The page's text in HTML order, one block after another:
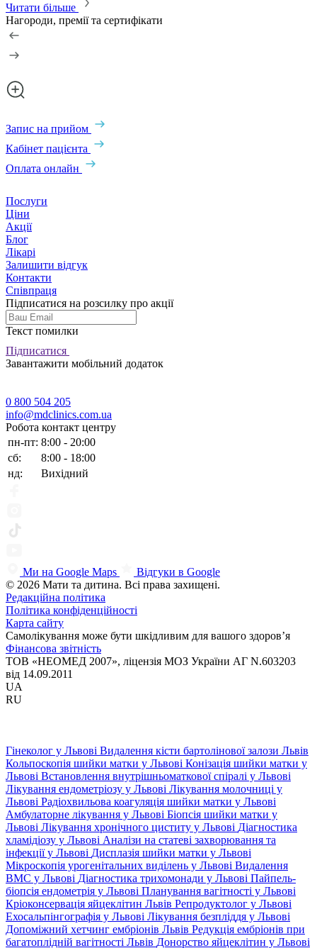
Читати більше
Нагороди, премії та сертифікати
Запис на прийом
Кабінет пацієнта
Оплата онлайн
Послуги
Ціни
Акції
Блог
Лікарі
Залишити відгук
Контакти
Співпраця
Підписатися на розсилку про акції
Текст помилки
Підписатися
Завантажити мобільний додаток
0 800 504 205
info@mdclinics.com.ua
Робота контакт центру
пн-пт: 8:00 - 20:00
сб:
8:00 - 18:00
нд:
Вихідний
Ми на Google Maps
Відгуки в Google
© 2026 Мати та дитина. Всі права захищені.
Редакційна політика
Політика конфіденційності
Карта сайту
Самолікування може бути шкідливим для вашого здоров’я
Фінансова звітність
ТОВ «НЕОМЕД 2007», ліцензія МОЗ України АГ N.603203
від 14.09.2011
UA
RU
Гінеколог у Львові Видалення кісти бартолінової залози Львів
Кольпоскопія шийки матки у Львові Конізація шийки матки у
Львові Встановлення внутрішньоматкової спіралі у Львові
Лікування ендометріозу у Львові Лікування молочниці у
Львові Радіохвильова коагуляція шийки матки у Львові
Амбулаторне лікування у Львові Біопсія шийки матки у
Львові Лікування хронічного циститу у Львові Діагностика
хламідіозу у Львові Аналізи на статеві захворювання та
інфекції у Львові Дисплазія шийки матки у Львові
Мікроскопія урогенітальних виділень у Львові Видалення
ВМС у Львові Діагностика трихомонади у Львові Пайпель-
біопсія ендометрія у Львові Планування вагітності у Львові
Кріоконсервація яйцеклітин Львів Репродуктолог у Львові
Ехосальпінгографія у Львові Лікування безпліддя у Львові
Допоміжний хетчинг ембріонів Львів Редукція ембріонів при
багатоплідній вагітності Львів Донорство яйцеклітин у Львові